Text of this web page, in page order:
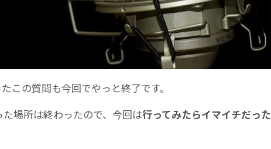
この質問も今回でやっと終了です。
場所は終わったので、今回は行ってみたらイマイチだった